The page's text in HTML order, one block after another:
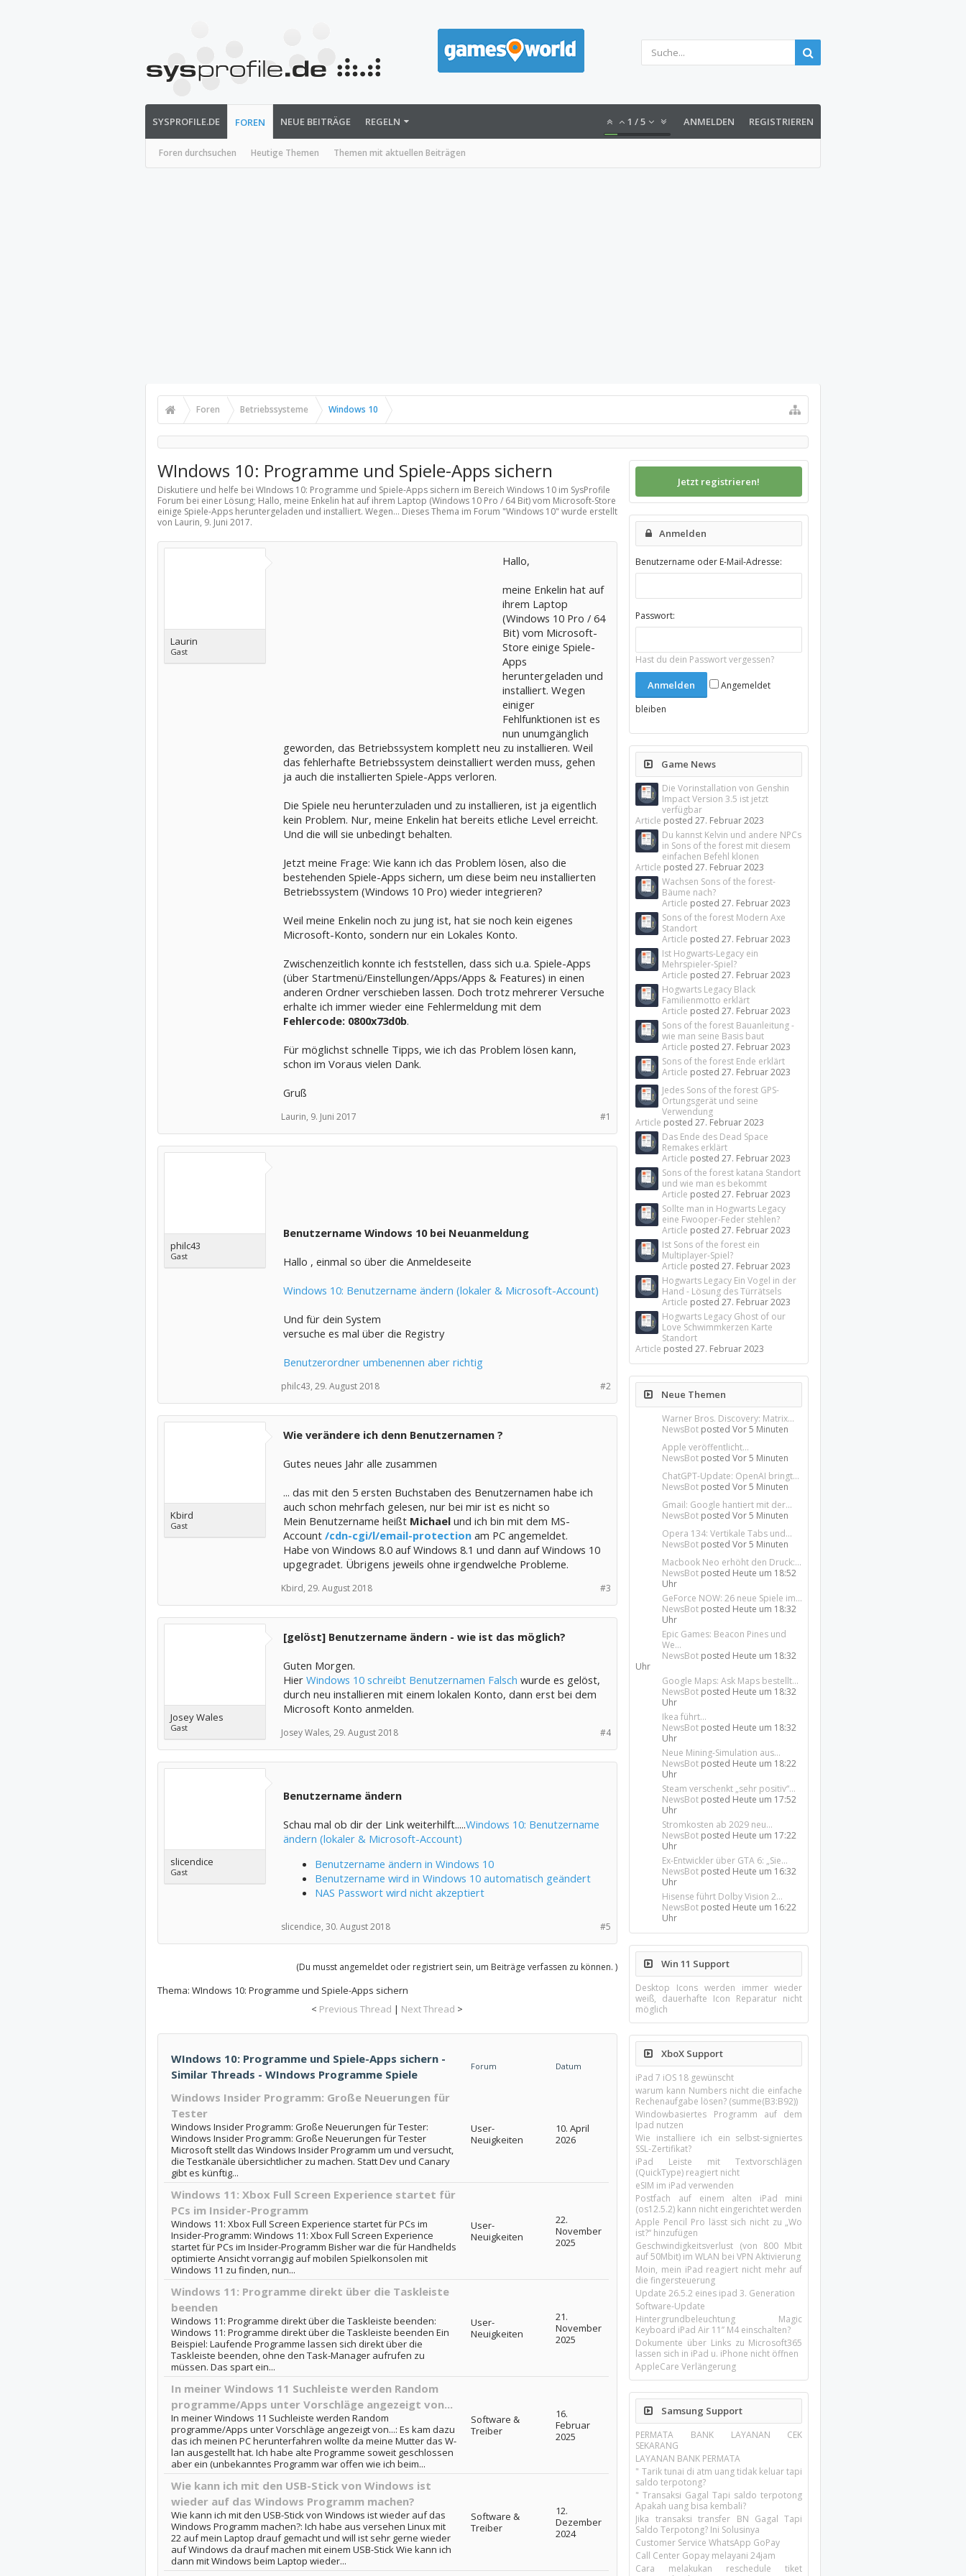
SYSPROFILE.DE FOREN
Foren durchsuchen Heutige Themen Themen mit aktuellen Beiträgen
NEUE BEITRÄGE REGELN 1 /5 ANMELDEN REGISTRIEREN
Foren Betriebssysteme Windows 10
WIndows 10: Programme und Spiele-Apps sichern
Diskutiere und helfe bei WIndows 10: Programme und Spiele-Apps sichern im Bereich Windows 10im SysProfile
Forum bei einer Lösung; Hallo, meine Enkelin hat auf ihrem Laptop (Windows 10 Pro / 64 Bit) vom Microsoft-Store
einige Spiele-Apps heruntergeladen und installiert. Wegen... Dieses Thema im Forum "Windows 10" wurde erstellt
von Laurin, 9. Juni 2017.
Laurin
Gast
Hallo,
meine Enkelin hat auf
ihrem Laptop
(Windows 10 Pro / 64
Bit) vom Microsoft-
Store einige Spiele-
Apps
heruntergeladen und
installiert. Wegen
einiger
Fehlfunktionen ist es
nun unumgänglich
geworden, das Betriebssystem komplett neu zu installieren. Weil
das fehlerhafte Betriebssystem deinstalliert werden muss, gehen
ja auch die installierten Spiele-Apps verloren.
Die Spiele neu herunterzuladen und zu installieren, ist ja eigentlich
kein Problem. Nur, meine Enkelin hat bereits etliche Level erreicht.
Und die will sie unbedingt behalten.
Jetzt meine Frage: Wie kann ich das Problem lösen, also die
bestehenden Spiele-Apps sichern, um diese beim neu installierten
Betriebssystem (Windows 10 Pro) wieder integrieren?
Weil meine Enkelin noch zu jung ist, hat sie noch kein eigenes
Microsoft-Konto, sondern nur ein Lokales Konto.
Zwischenzeitlich konnte ich feststellen, dass sich u.a. Spiele-Apps
(über Startmenü/Einstellungen/Apps/Apps & Features) in einen
anderen Ordner verschieben lassen. Doch trotz mehrerer Versuche
erhalte ich immer wieder eine Fehlermeldung mit dem
Fehlercode: 0800x73d0b.
Für möglichst schnelle Tipps, wie ich das Problem lösen kann,
schon im Voraus vielen Dank.
Gruß
#1
Laurin, 9. Juni 2017
philc43
Gast
Benutzername Windows 10 bei Neuanmeldung
Hallo , einmal so über die Anmeldeseite
Windows 10: Benutzername ändern (lokaler & Microsoft-Account)
Und für dein System
versuche es mal über die Registry
Benutzerordner umbenennen aber richtig
#2
philc43, 29. August 2018
Kbird
Gast
Wie verändere ich denn Benutzernamen ?
Gutes neues Jahr alle zusammen
... das mit den 5 ersten Buchstaben des Benutzernamen habe ich
auch schon mehrfach gelesen, nur bei mir ist es nicht so
Mein Benutzername heißt Michaelund ich bin mit dem MS-
Account /cdn-cgi/l/email-protectionam PC angemeldet.
Habe von Windows 8.0 auf Windows 8.1 und dann auf Windows 10
upgegradet. Übrigens jeweils ohne irgendwelche Probleme.
#3
Kbird, 29. August 2018
Josey Wales
Gast
[gelöst] Benutzername ändern - wie ist das möglich?
Guten Morgen.
Hier Windows 10 schreibt Benutzernamen Falsch wurde es gelöst,
durch neu installieren mit einem lokalen Konto, dann erst bei dem
Microsoft Konto anmelden.
#4
Josey Wales, 29. August 2018
slicendice
Gast
Benutzername ändern
Schau mal ob dir der Link weiterhilft.....Windows 10: Benutzername
ändern (lokaler & Microsoft-Account)
Benutzername ändern in Windows 10
Benutzername wird in Windows 10 automatisch geändert
NAS Passwort wird nicht akzeptiert
#5
slicendice, 30. August 2018
(Du musst angemeldet oder registriert sein, um Beiträge verfassen zu können. )
Thema: WIndows 10: Programme und Spiele-Apps sichern
< Previous Thread | Next Thread >
WIndows 10: Programme und Spiele-Apps sichern -
Similar Threads - WIndows Programme Spiele
Forum Datum
Windows Insider Programm: Große Neuerungen für
Tester
Windows Insider Programm: Große Neuerungen für Tester:
Windows Insider Programm: Große Neuerungen für Tester
Microsoft stellt das Windows Insider Programm um und versucht,
die Testkanäle übersichtlicher zu machen. Statt Dev und Canary
gibt es künftig...
User-
Neuigkeiten
10. April
2026
Windows 11: Xbox Full Screen Experience startet für
PCs im Insider-Programm
Windows 11: Xbox Full Screen Experience startet für PCs im
Insider-Programm: Windows 11: Xbox Full Screen Experience
startet für PCs im Insider-Programm Bisher war die für Handhelds
optimierte Ansicht vorrangig auf mobilen Spielkonsolen mit
Windows 11 zu finden, nun...
User-
Neuigkeiten
22.
November
2025
Windows 11: Programme direkt über die Taskleiste
beenden
Windows 11: Programme direkt über die Taskleiste beenden:
Windows 11: Programme direkt über die Taskleiste beenden Ein
Beispiel: Laufende Programme lassen sich direkt über die
Taskleiste beenden, ohne den Task-Manager aufrufen zu
müssen. Das spart ein...
User-
Neuigkeiten
21.
November
2025
In meiner Windows 11 Suchleiste werden Random
programme/Apps unter Vorschläge angezeigt von...
In meiner Windows 11 Suchleiste werden Random
programme/Apps unter Vorschläge angezeigt von...: Es kam dazu
das ich meinen PC herunterfahren wollte da meine Mutter das W-
lan ausgestellt hat. Ich habe alte Programme soweit geschlossen
aber ein (unbekanntes Programm war offen wie ich beim...
Software &
Treiber
16.
Februar
2025
Wie kann ich mit den USB-Stick von Windows ist
wieder auf das Windows Programm machen?
Wie kann ich mit den USB-Stick von Windows ist wieder auf das
Windows Programm machen?: Ich habe aus versehen Linux mit
22 auf mein Laptop drauf gemacht und will ist sehr gerne wieder
auf Windows da drauf machen mit einem USB-Stick Wie kann ich
dann mit Windows beim Laptop wieder...
Software &
Treiber
12.
Dezember
2024
Jetzt registrieren!
Anmelden
Benutzername oder E-Mail-Adresse:
Passwort:
Hast du dein Passwort vergessen?
Angemeldet
bleiben
Game News
Die Vorinstallation von Genshin
Impact Version 3.5 ist jetzt
verfügbar
Article posted27. Februar 2023
Du kannst Kelvin und andere NPCs
in Sons of the forest mit diesem
einfachen Befehl klonen
Article posted27. Februar 2023
Wachsen Sons of the forest-
Bäume nach?
Article posted27. Februar 2023
Sons of the forest Modern Axe
Standort
Article posted27. Februar 2023
Ist Hogwarts-Legacy ein
Mehrspieler-Spiel?
Article posted27. Februar 2023
Hogwarts Legacy Black
Familienmotto erklärt
Article posted27. Februar 2023
Sons of the forest Bauanleitung -
wie man seine Basis baut
Article posted27. Februar 2023
Sons of the forest Ende erklärt
Article posted27. Februar 2023
Jedes Sons of the forest GPS-
Ortungsgerät und seine
Verwendung
Article posted27. Februar 2023
Das Ende des Dead Space
Remakes erklärt
Article posted27. Februar 2023
Sons of the forest katana Standort
und wie man es bekommt
Article posted27. Februar 2023
Sollte man in Hogwarts Legacy
eine Fwooper-Feder stehlen?
Article posted27. Februar 2023
Ist Sons of the forest ein
Multiplayer-Spiel?
Article posted27. Februar 2023
Hogwarts Legacy Ein Vogel in der
Hand - Lösung des Türrätsels
Article posted27. Februar 2023
Hogwarts Legacy Ghost of our
Love Schwimmkerzen Karte
Standort
Article posted27. Februar 2023
Neue Themen
Warner Bros. Discovery: Matrix...
NewsBot postedVor 5 Minuten
Apple veröffentlicht...
NewsBot postedVor 5 Minuten
ChatGPT-Update: OpenAI bringt...
NewsBot postedVor 5 Minuten
Gmail: Google hantiert mit der...
NewsBot postedVor 5 Minuten
Opera 134: Vertikale Tabs und...
NewsBot postedVor 5 Minuten
Macbook Neo erhöht den Druck:...
NewsBot posted Heute um 18:52
Uhr
GeForce NOW: 26 neue Spiele im...
NewsBot posted Heute um 18:32
Uhr
Epic Games: Beacon Pines und
We...
NewsBot posted Heute um 18:32
Uhr
Google Maps: Ask Maps bestellt...
NewsBot posted Heute um 18:32
Uhr
Ikea führt...
NewsBot posted Heute um 18:32
Uhr
Neue Mining-Simulation aus...
NewsBot posted Heute um 18:22
Uhr
Steam verschenkt „sehr positiv“...
NewsBot posted Heute um 17:52
Uhr
Stromkosten ab 2029 neu...
NewsBot posted Heute um 17:22
Uhr
Ex-Entwickler über GTA 6: „Sie...
NewsBot posted Heute um 16:32
Uhr
Hisense führt Dolby Vision 2...
NewsBot posted Heute um 16:22
Uhr
Win 11 Support
Desktop Icons werden immer wieder
weiß, dauerhafte Icon Reparatur nicht
möglich
XboX Support
iPad 7 iOS 18 gewünscht
warum kann Numbers nicht die einfache
Rechenaufgabe lösen? (summe(B3:B92))
Windowbasiertes Programm auf dem
Ipad nutzen
Wie installiere ich ein selbst-signiertes
SSL-Zertifikat?
iPad Leiste mit Textvorschlägen
(QuickType) reagiert nicht
eSIM im iPad verwenden
Postfach auf einem alten iPad mini
(os12.5.2) kann nicht eingerichtet werden
Apple Pencil Pro lässt sich nicht zu „Wo
ist?“ hinzufügen
Geschwindigkeitsverlust (von 800 Mbit
auf 50Mbit) im WLAN bei VPN Aktivierung
Moin, mein iPad reagiert nicht mehr auf
die fingersteuerung
Update 26.5.2 eines ipad 3. Generation
Software-Update
Hintergrundbeleuchtung Magic
Keyboard iPad Air 11’’ M4 einschalten?
Dokumente über Links zu Microsoft365
lassen sich in iPad u. iPhone nicht öffnen
AppleCare Verlängerung
Samsung Support
PERMATA BANK LAYANAN CEK
SEKARANG
LAYANAN BANK PERMATA
" Tarik tunai di atm uang tidak keluar tapi
saldo terpotong?
" Transaksi Gagal Tapi saldo terpotong
Apakah uang bisa kembali?
Jika transaksi transfer BN Gagal Tapi
Saldo Terpotong? Ini Solusinya
Customer Service WhatsApp GoPay
Call Center Gopay melayani 24jam
Cara melakukan reschedule tiket